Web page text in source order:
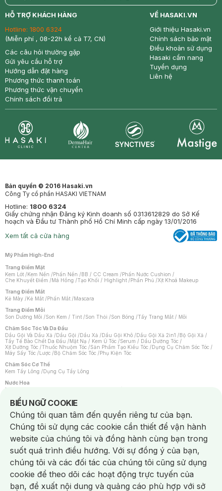
return nowfree price
HỖ TRỢ KHÁCH HÀNG
Hotline: 1800 6324
(Miễn phí , 08-22h kể cả T7, CN)
Các câu hỏi thường gặp
Gửi yêu cầu hỗ trợ
Hướng dẫn đặt hàng
Phương thức thanh toán
Phương thức vận chuyển
Chính sách đổi trả
VỀ HASAKI.VN
Giới thiệu Hasaki.vn
Chính sách bảo mật
Điều khoản sử dụng
Hasaki cẩm nang
Tuyển dụng
Liên hệ
Bản quyền © 2016 Hasaki.vn
Công Ty cổ phần HASAKI VIETNAM
Hotline: 1800 6324
Giấy chứng nhận Đăng ký Kinh doanh số 0313612829 do Sở Kế
hoạch và Đầu tư Thành phố Hồ Chí Minh cấp ngày 13/01/2016
Xem tất cả cửa hàng
Mỹ Phẩm High-End
Trang Điểm Mặt
Kem Lót /Kem Nền /Phấn Nền /BB / CC Cream /Phấn Nước Cushion /
Che Khuyết Điểm /Má Hồng /Tạo Khối / Highlight /Phấn Phủ /Xịt Khoá Makeup
Trang Điểm Mắt
Kẻ Mày /Kẻ Mắt /Phấn Mắt /Mascara
Trang Điểm Môi
Son Dưỡng Môi /Son Kem / Tint /Son Thỏi /Son Bóng /Tẩy Trang Mắt / Môi
Chăm Sóc Tóc Và Da Đầu
Dầu Gội Và Dầu Xả /Dầu Gội /Dầu Xả /Dầu Gội Khô /Dầu Gội Xả 2in1 /Bộ Gội Xả /
Tẩy Tế Bào Chết Da Đầu /Mặt Nạ / Kem Ủ Tóc /Serum / Dầu Dưỡng Tóc /
Xịt Dưỡng Tóc /Thuốc Nhuộm Tóc /Sản Phẩm Tạo Kiểu Tóc /Dụng Cụ Chăm Sóc Tóc /
Máy Sấy Tóc /Lược /Bộ Chăm Sóc Tóc /Phụ Kiện Tóc
Chăm Sóc Cơ Thể
Kem Tẩy Lông /Dụng Cụ Tẩy Lông
Nước Hoa
Nước Hoa Nữ
Chăm Sóc Cá Nhân
Chống Muỗi /Khẩu Trang /Máy Massage/Mặt Nạ Xông Hơi /Nước Rửa Tay/
Sản Phẩm Chăm Sóc Khác /Bàn Chải Đánh Răng /Bàn Chải Điện/
Hỗ Trợ Trắng Răng/Kem Đánh Răng /Máy Tăm Nước/ Nước Súc Miệng/
Tăm / Chỉ Nha Khoa/ Xịt Thơm Miệng / Dung Dịch Vệ Sinh/Dưỡng Vùng Kín/
Khăn Ướt Vệ Sinh Vùng Kín/Băng Vệ Sinh/Tampon/Bọt Cạo Râu /Dao Cạo Râu/
Máy Cạo Râu
Vấn Đề Về Da
Da Dầu / Lỗ Chân Lông To/ Da Khô / Mất Nước/ Da Lão Hóa/ Da Mụn/
Da Nhạy Cảm / Kích Ứng
Da Xỉn Màu Thâm / Nám / Tàn Nhang
Quầng Thâm & Bọng Mắt /Sẹo /Viêm Da Cơ Địa
Dụng Cụ / Phụ Kiện Chăm Sóc Da
BIỂU NGỮ COOKIE
Notice about cookies usage
Chúng tôi quan tâm đến quyền riêng tư của bạn.
Chúng tôi sử dụng các cookie cần thiết để vận hành
website của chúng tôi và đồng hành cùng bạn trong
suốt quá trình điều hướng. Với sự đồng ý của bạn,
chúng tôi và các đối tác của chúng tôi cũng sử dụng
cookie để theo dõi các hoạt động trực tuyến của
bạn, đề xuất nội dung và quảng cáo phù hợp với sở